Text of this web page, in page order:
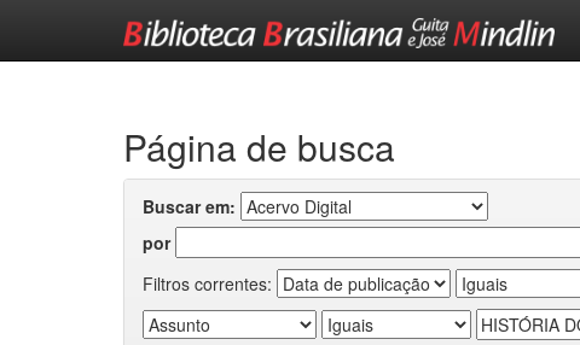
Página de busca
Buscar em:
por
Filtros correntes: